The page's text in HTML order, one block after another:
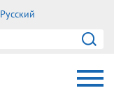
Русский